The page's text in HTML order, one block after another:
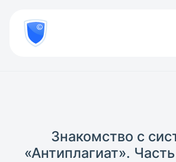
800
777-
81-Проверить
Знакомство с
«Антиплагиат».